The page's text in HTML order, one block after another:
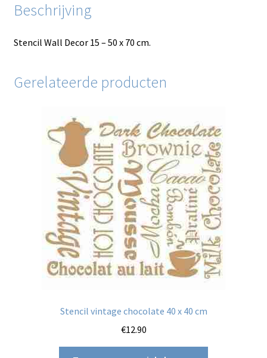
Beschrijving
Stencil Wall Decor 15 – 50 x 70 cm.
Gerelateerde producten
Stencil vintage chocolate 40 x 40 cm
€12.90